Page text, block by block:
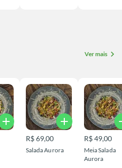
Ver mais chevron_right
add
Salada Aurora
R$ 69,00
add
Meia Salada
Aurora
R$ 49,00